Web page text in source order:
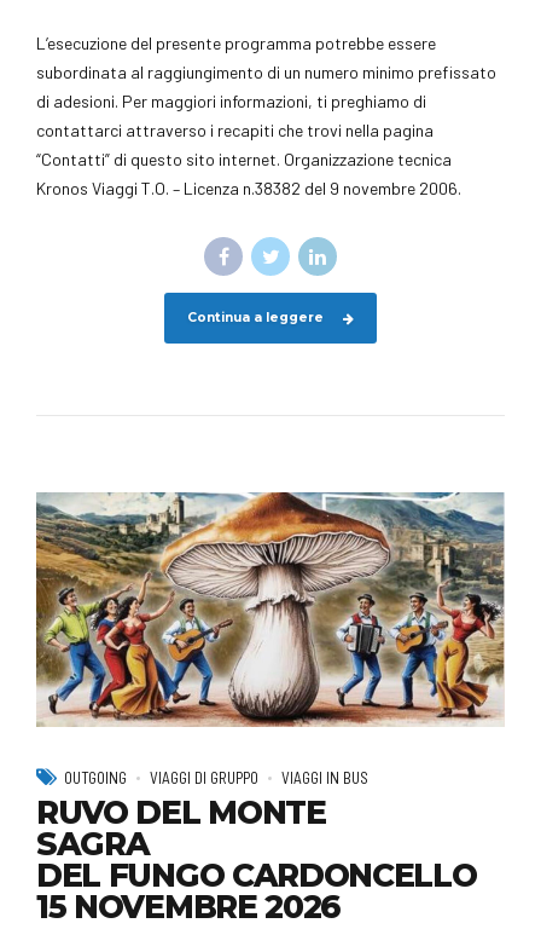
L’esecuzione del presente programma potrebbe essere
subordinata al raggiungimento di un numero minimo prefissato
di adesioni. Per maggiori informazioni, ti preghiamo di
contattarci attraverso i recapiti che trovi nella pagina
“Contatti” di questo sito internet. Organizzazione tecnica
Kronos Viaggi T.O. – Licenza n.38382 del 9 novembre 2006.
Continua a leggere
OUTGOING VIAGGI DI GRUPPO VIAGGI IN BUS
RUVO DEL MONTE
SAGRA
DEL FUNGO CARDONCELLO
15 NOVEMBRE 2026